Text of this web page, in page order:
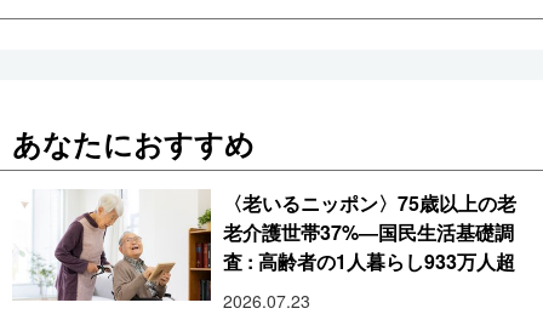
あなたにおすすめ
〈老いるニッポン〉75歳以上の老
老介護世帯37%―国民生活基礎調
査 : 高齢者の1人暮らし933万人超
2026.07.23